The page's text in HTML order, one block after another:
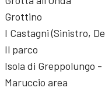
Grottino
I Castagni (Sinistro,
Il parco
Isola di Greppolungo
Maruccio area